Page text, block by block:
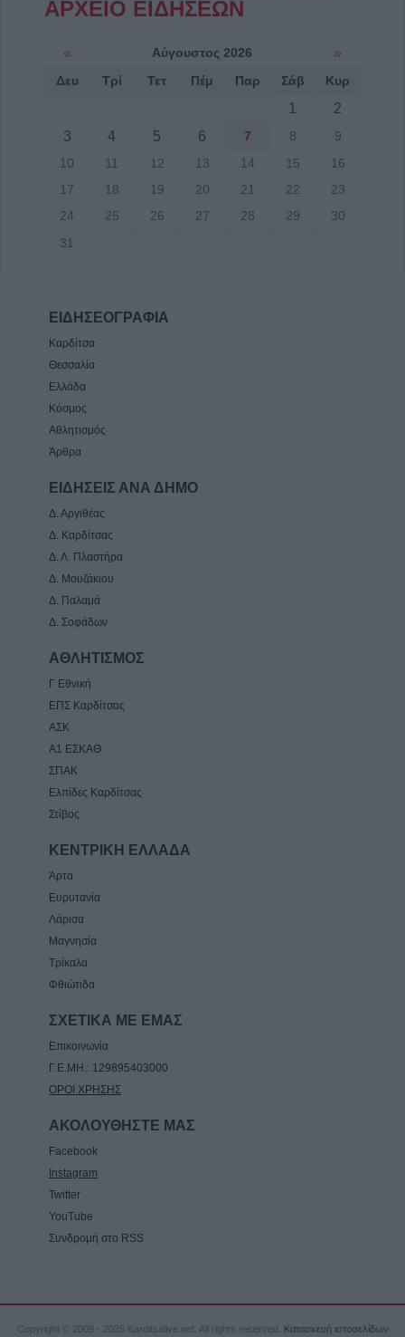
ΑΡΧΕΙΟ ΕΙΔΗΣΕΩΝ
« Αύγουστος 2026 »
Δευ Τρί Τετ Πέμ Παρ Σάβ Κυρ
1
2
3
4 5 6 7 8
9
10
11 12 13 14 15
16
17
18 19 20 21 22
23
24
25 26 27 28 29
30
31
ΕΙΔΗΣΕΟΓΡΑΦΙΑ
Καρδίτσα
Θεσσαλία
Ελλάδα
Κόσμος
Αθλητισμός
Άρθρα
ΕΙΔΗΣΕΙΣ ΑΝΑ ΔΗΜΟ
Δ. Αργιθέας
Δ. Καρδίτσας
Δ. Λ. Πλαστήρα
Δ. Μουζάκιου
Δ. Παλαμά
Δ. Σοφάδων
ΑΘΛΗΤΙΣΜΟΣ
Γ Εθνική
ΕΠΣ Καρδίτσας
ΑΣΚ
Α1 ΕΣΚΑΘ
ΣΠΑΚ
Ελπίδες Καρδίτσας
Στίβος
ΚΕΝΤΡΙΚΗ ΕΛΛΑΔΑ
Άρτα
Ευρυτανία
Λάρισα
Μαγνησία
Τρίκαλα
Φθιώτιδα
ΣΧΕΤΙΚΑ ΜΕ ΕΜΑΣ
Επικοινωνία
Γ.Ε.ΜΗ.: 129895403000
ΟΡΟΙ ΧΡΗΣΗΣ
ΑΚΟΛΟΥΘΗΣΤΕ ΜΑΣ
Facebook
Instagram
Twitter
YouTube
Συνδρομή στο RSS
Copyright © 2009 - 2026 Karditsalive.net. All rights reserved. Κατασκευή ιστοσελίδων